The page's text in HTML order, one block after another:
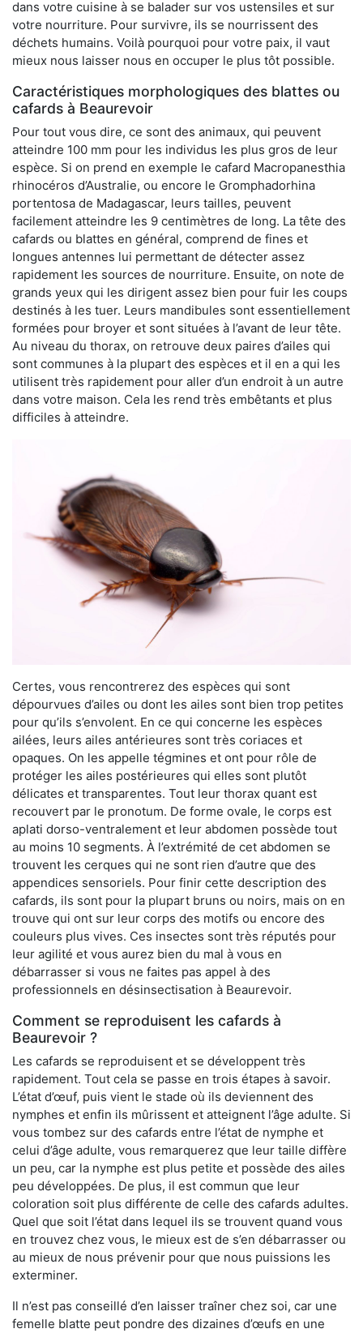
dans votre cuisine à se balader sur vos ustensiles et sur
votre nourriture. Pour survivre, ils se nourrissent des
déchets humains. Voilà pourquoi pour votre paix, il vaut
mieux nous laisser nous en occuper le plus tôt possible.
Caractéristiques morphologiques des blattes ou
cafards à Beaurevoir
Pour tout vous dire, ce sont des animaux, qui peuvent
atteindre 100 mm pour les individus les plus gros de leur
espèce. Si on prend en exemple le cafard Macropanesthia
rhinocéros d’Australie, ou encore le Gromphadorhina
portentosa de Madagascar, leurs tailles, peuvent
facilement atteindre les 9 centimètres de long. La tête des
cafards ou blattes en général, comprend de fines et
longues antennes lui permettant de détecter assez
rapidement les sources de nourriture. Ensuite, on note de
grands yeux qui les dirigent assez bien pour fuir les coups
destinés à les tuer. Leurs mandibules sont essentiellement
formées pour broyer et sont situées à l’avant de leur tête.
Au niveau du thorax, on retrouve deux paires d’ailes qui
sont communes à la plupart des espèces et il en a qui les
utilisent très rapidement pour aller d’un endroit à un autre
dans votre maison. Cela les rend très embêtants et plus
difficiles à atteindre.
Certes, vous rencontrerez des espèces qui sont
dépourvues d’ailes ou dont les ailes sont bien trop petites
pour qu’ils s’envolent. En ce qui concerne les espèces
ailées, leurs ailes antérieures sont très coriaces et
opaques. On les appelle tégmines et ont pour rôle de
protéger les ailes postérieures qui elles sont plutôt
délicates et transparentes. Tout leur thorax quant est
recouvert par le pronotum. De forme ovale, le corps est
aplati dorso-ventralement et leur abdomen possède tout
au moins 10 segments. À l’extrémité de cet abdomen se
trouvent les cerques qui ne sont rien d’autre que des
appendices sensoriels. Pour finir cette description des
cafards, ils sont pour la plupart bruns ou noirs, mais on en
trouve qui ont sur leur corps des motifs ou encore des
couleurs plus vives. Ces insectes sont très réputés pour
leur agilité et vous aurez bien du mal à vous en
débarrasser si vous ne faites pas appel à des
professionnels en désinsectisation à Beaurevoir.
Comment se reproduisent les cafards à
Beaurevoir ?
Les cafards se reproduisent et se développent très
rapidement. Tout cela se passe en trois étapes à savoir.
L’état d’œuf, puis vient le stade où ils deviennent des
nymphes et enfin ils mûrissent et atteignent l’âge adulte. Si
vous tombez sur des cafards entre l’état de nymphe et
celui d’âge adulte, vous remarquerez que leur taille diffère
un peu, car la nymphe est plus petite et possède des ailes
peu développées. De plus, il est commun que leur
coloration soit plus différente de celle des cafards adultes.
Quel que soit l’état dans lequel ils se trouvent quand vous
en trouvez chez vous, le mieux est de s’en débarrasser ou
au mieux de nous prévenir pour que nous puissions les
exterminer.
Il n’est pas conseillé d’en laisser traîner chez soi, car une
femelle blatte peut pondre des dizaines d’œufs en une